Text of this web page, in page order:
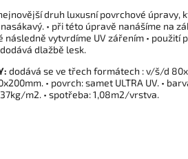
druh luxusní povrchové úpravy,
• při této úpravě nanášíme na
následně vytvrdíme UV zářením • použití
dlažbě lesk.
dodává se ve třech formátech : v/š/d
• povrch: samet ULTRA UV. •
m2. • spotřeba: 1,08m2/vrstva.